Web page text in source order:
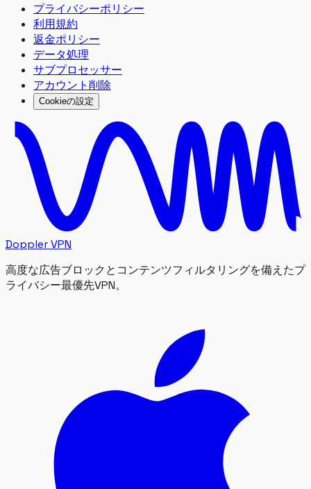
プライバシーポリシー
利用規約
返金ポリシー
データ処理
サブプロセッサー
アカウント削除
Cookieの設定
Doppler VPN
高度な広告ブロックとコンテンツフィルタリングを備えたプ
ライバシー最優先VPN。